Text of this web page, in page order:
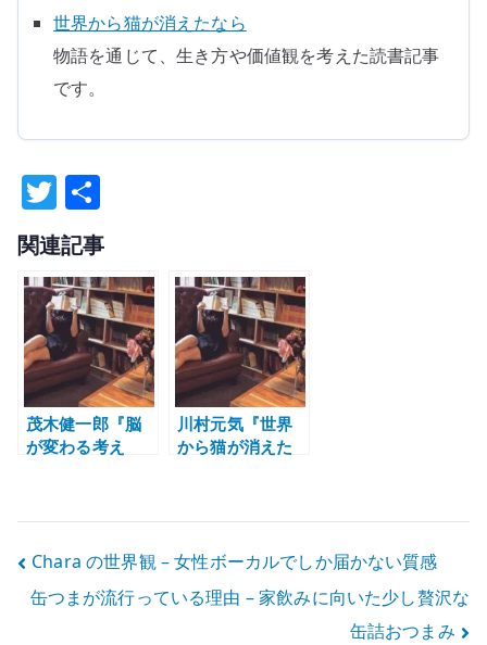
世界から猫が消えたなら
物語を通じて、生き方や価値観を考えた読書記事
です。
T
w
it
te
r
有
関連記事
茂木健一郎『脳
が変わる考え
川村元気『世界
から猫が消えた
投
稿
Chara の世界観 – 女性ボーカルでしか届かない質感
缶つまが流行っている理由 – 家飲みに向いた少し贅沢な
缶詰おつまみ